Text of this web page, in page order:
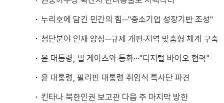
누리호에 담긴 민간의 힘···"중소기업 성장기반 조성"
첨단분야 인재 양성···규제 개편·지역 맞춤형 체계 구축
윤 대통령, 빌 게이츠와 통화···"디지털 바이오 협력"
윤 대통령, 필리핀 대통령 취임식 특사단 파견
킨타나 북한인권 보고관 다음 주 마지막 방한